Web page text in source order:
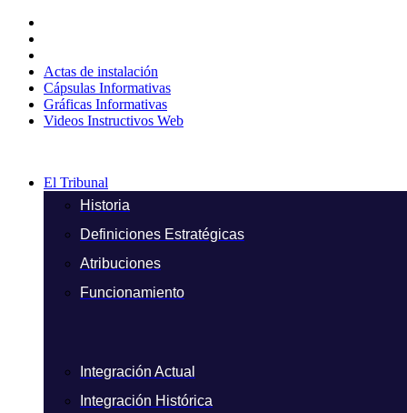
contenido
Actas de instalación
Cápsulas Informativas
Gráficas Informativas
Videos Instructivos Web
El Tribunal
Historia
Definiciones Estratégicas
Atribuciones
Funcionamiento
Integración Actual
Integración Histórica